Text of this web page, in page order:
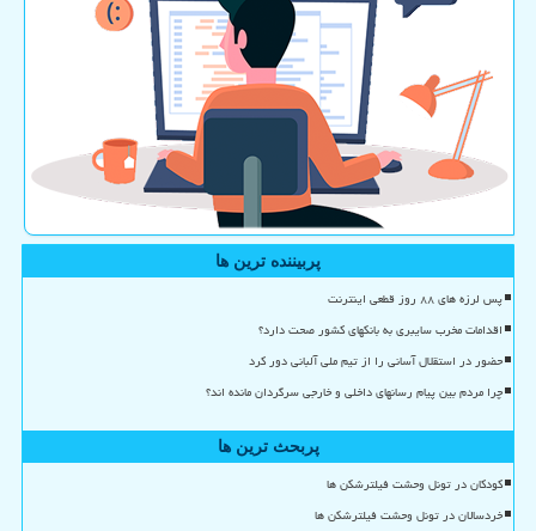
پربیننده ترین ها
پس لرزه های ۸۸ روز قطعی اینترنت
اقدامات مخرب سایبری به بانکهای کشور صحت دارد؟
حضور در استقلال آسانی را از تیم ملی آلبانی دور کرد
چرا مردم بین پیام رسانهای داخلی و خارجی سرگردان مانده اند؟
پربحث ترین ها
کودکان در تونل وحشت فیلترشکن ها
خردسالان در تونل وحشت فیلترشکن ها